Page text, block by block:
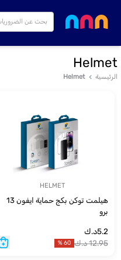
Helmet
الرئيسية Helmet
HELMET
هيلمت توكن بكج حماية ايفون 13
برو
5.2د.ك
12.95د.ك 60
%